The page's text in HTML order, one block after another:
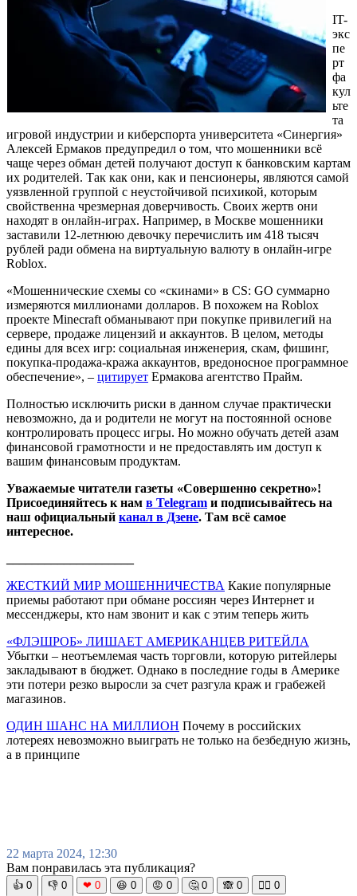
IT-
экс
пе
рт
фа
кул
ьте
та
игровой индустрии и киберспорта университета «Синергия»
Алексей Ермаков предупредил о том, что мошенники всё
чаще через обман детей получают доступ к банковским картам
их родителей. Так как они, как и пенсионеры, являются самой
уязвленной группой с неустойчивой психикой, которым
свойственна чрезмерная доверчивость. Своих жертв они
находят в онлайн-играх. Например, в Москве мошенники
заставили 12-летнюю девочку перечислить им 418 тысяч
рублей ради обмена на виртуальную валюту в онлайн-игре
Roblox.
«Мошеннические схемы со «скинами» в CS: GO суммарно
измеряются миллионами долларов. В похожем на Roblox
проекте Minecraft обманывают при покупке привилегий на
сервере, продаже лицензий и аккаунтов. В целом, методы
едины для всех игр: социальная инженерия, скам, фишинг,
покупка-продажа-кража аккаунтов, вредоносное программное
обеспечение», – цитирует Ермакова агентство Прайм.
Полностью исключить риски в данном случае практически
невозможно, да и родители не могут на постоянной основе
контролировать процесс игры. Но можно обучать детей азам
финансовой грамотности и не предоставлять им доступ к
вашим финансовым продуктам.
Уважаемые читатели газеты «Совершенно секретно»!
Присоединяйтесь к нам в Telegram и подписывайтесь на
наш официальный канал в Дзене. Там всё самое
интересное.
ЖЕСТКИЙ МИР МОШЕННИЧЕСТВА Какие популярные
приемы работают при обмане россиян через Интернет и
мессенджеры, кто нам звонит и как с этим теперь жить
«ФЛЭШРОБ» ЛИШАЕТ АМЕРИКАНЦЕВ РИТЕЙЛА
Убытки – неотъемлемая часть торговли, которую ритейлеры
закладывают в бюджет. Однако в последние годы в Америке
эти потери резко выросли за счет разгула краж и грабежей
магазинов.
ОДИН ШАНС НА МИЛЛИОН Почему в российских
лотереях невозможно выиграть не только на безбедную жизнь,
а в принципе
22 марта 2024, 12:30
Вам понравилась эта публикация?
👍 0 👎 0 ❤ 0 😆 0 😡 0 🤔 0 🙈 0 🧘‍♀️ 0